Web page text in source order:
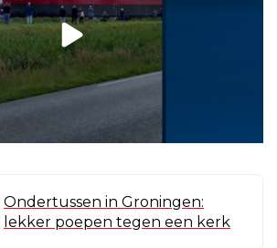
Ondertussen in Groningen:
lekker poepen tegen een kerk